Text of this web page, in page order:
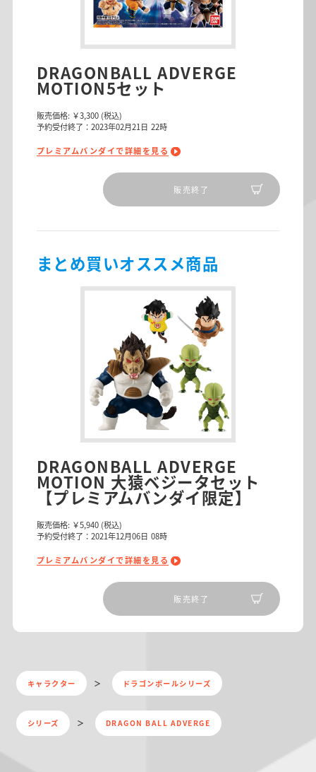
DRAGONBALL ADVERGE
MOTION5セット
販売価格: ￥3,300 (税込)
予約受付終了：2023年02月21日 22時
プレミアムバンダイで詳細を見る
販売終了
まとめ買いオススメ商品
DRAGONBALL ADVERGE
MOTION 大猿ベジータセット
【プレミアムバンダイ限定】
販売価格: ￥5,940 (税込)
予約受付終了：2021年12月06日 08時
プレミアムバンダイで詳細を見る
販売終了
キャラクター ドラゴンボールシリーズ
シリーズ DRAGON BALL ADVERGE